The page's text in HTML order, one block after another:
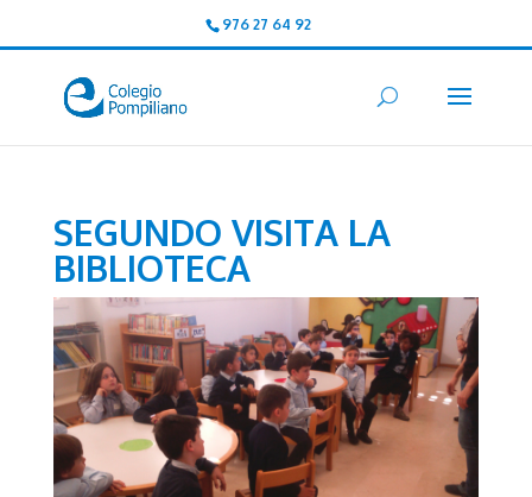
976 27 64 92
SEGUNDO VISITA LA
BIBLIOTECA